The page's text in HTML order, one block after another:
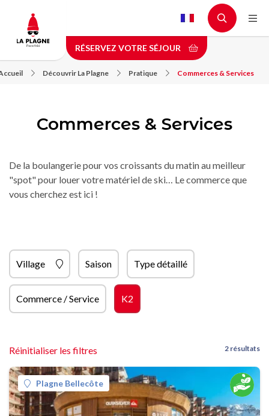
contenu
principal
RÉSERVEZ VOTRE SÉJOUR
Découvrir La Plagne Pratique Commerces & Services
Commerces & Services
De la boulangerie pour vos croissants du matin au meilleur
"spot" pour louer votre matériel de ski… Le commerce que
vous cherchez est ici !
Village Saison Type détaillé
Commerce / Service K2
Réinitialiser les filtres 2 résultats
Plagne Bellecôte